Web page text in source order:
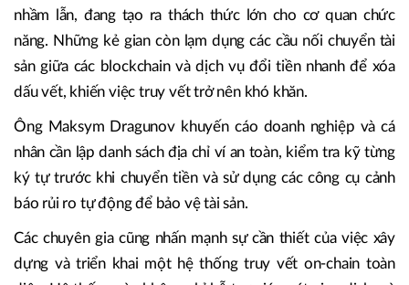
chỉ ví được gán định danh, ghi nhận hơn 11 triệu giao dịch
rủi ro và giám sát hơn 3.800 loại tài sản số. Các hình thức
gian lận như address poisoning - thủ đoạn tạo ra địa chỉ ví
giả có ký tự đầu hoặc cuối giống hệt địa chỉ thật để đánh
lừa người dùng, hay lợi dụng địa chỉ ví tùy chỉnh để gây
nhầm lẫn, đang tạo ra thách thức lớn cho cơ quan chức
năng. Những kẻ gian còn lạm dụng các cầu nối chuyển tài
sản giữa các blockchain và dịch vụ đổi tiền nhanh để xóa
dấu vết, khiến việc truy vết trở nên khó khăn.
Ông Maksym Dragunov khuyến cáo doanh nghiệp và cá
nhân cần lập danh sách địa chỉ ví an toàn, kiểm tra kỹ từng